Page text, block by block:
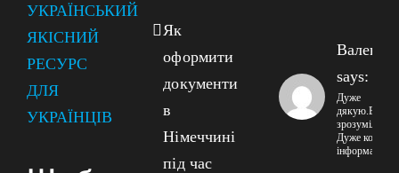
УКРАЇНСЬКИЙ
ЯКІСНИЙ
РЕСУРС
ДЛЯ
УКРАЇНЦІВ
Як
оформити
документи
в
Німеччині
під час
says:
Дуже
дякую.Все
зрозуміло!!
Дуже корисна
інформація!